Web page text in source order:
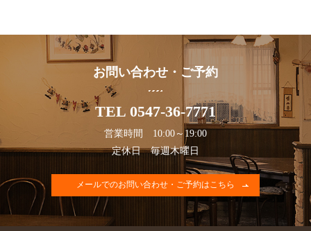
お問い合わせ・ご予約
TEL 0547-36-7771
営業時間 10:00～19:00
定休日 毎週木曜日
メールでのお問い合わせ・ご予約はこちら